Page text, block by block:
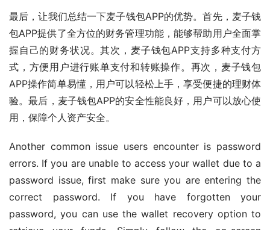
最后，让我们总结一下麦子钱包APP的优势。首先，麦子钱
包APP提供了全方位的财务管理功能，能够帮助用户全面掌
握自己的财务状况。其次，麦子钱包APP支持多种支付方
式，方便用户进行账单支付和转账操作。再次，麦子钱包
APP操作简单易懂，用户可以轻松上手，享受便捷的理财体
验。最后，麦子钱包APP的安全性能良好，用户可以放心使
用，保障个人资产安全。
Another common issue users encounter is password
errors. If you are unable to access your wallet due to a
password issue, first make sure you are entering the
correct password. If you have forgotten your
password, you can use the wallet recovery option to